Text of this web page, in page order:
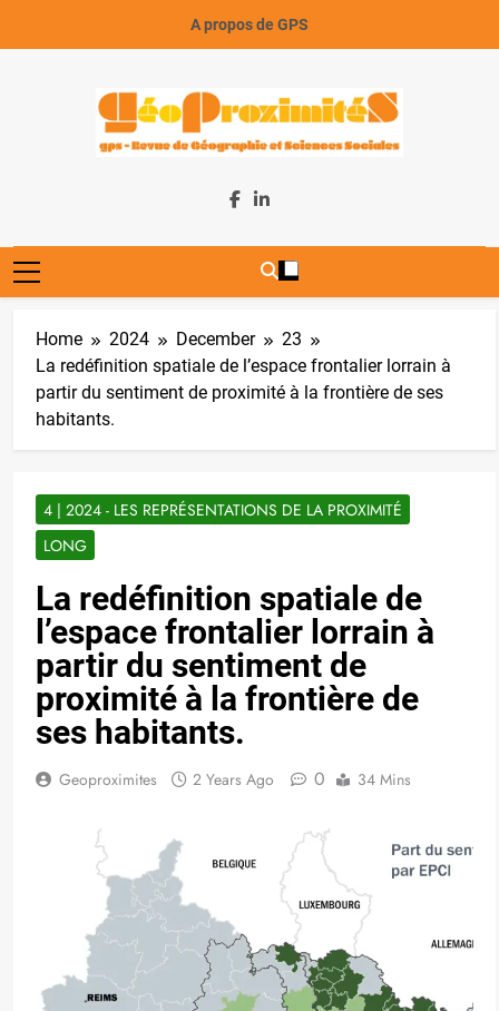
A propos de GPS
GeoProximiteS
Home 2024 December
23
La redéfinition spatiale de l’espace frontalier lorrain à
partir du sentiment de proximité à la frontière de ses
habitants.
4 | 2024 - LES REPRÉSENTATIONS DE LA PROXIMITÉ
LONG
La redéfinition spatiale de
l’espace frontalier lorrain à
partir du sentiment de
proximité à la frontière de
ses habitants.
Geoproximites 2 Years Ago 0 34 Mins